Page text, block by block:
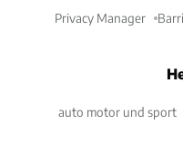
Privacy Manager
auto motor und sport